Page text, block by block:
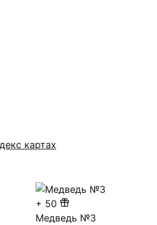
картах
+ 50
Медведь №3